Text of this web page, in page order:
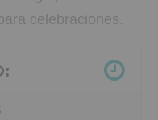
celebraciones.